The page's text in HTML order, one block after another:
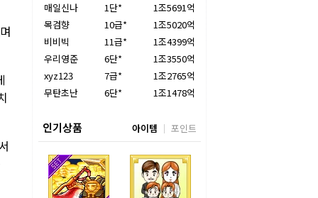
매일신나
1단*
1조5691억
목검향
10급*
1조5020억
비비빅
11급*
1조4399억
우리영준
6단*
1조3550억
xyz123
7급*
1조2765억
무탄초난
6단* 1조1478억
인기상품 아이템 포인트